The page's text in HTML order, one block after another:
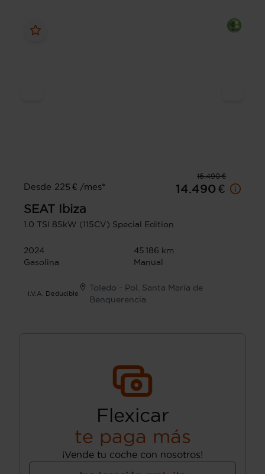
16.490 €
Desde 225 € /mes*
14.490 €
SEAT
Ibiza
1.0 TSI 85kW (115CV) Special Edition
2024
45.186 km
Gasolina
Manual
I.V.A. Deducible
Toledo - Pol. Santa María de
Benquerencia
Flexicar
te paga más
¡Vende tu coche con nosotros!